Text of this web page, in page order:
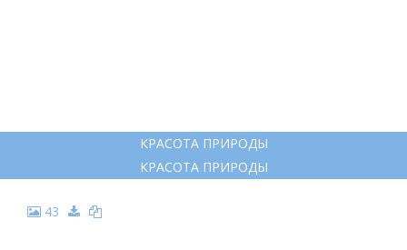
КРАСОТА ПРИРОДЫ
КРАСОТА ПРИРОДЫ
43